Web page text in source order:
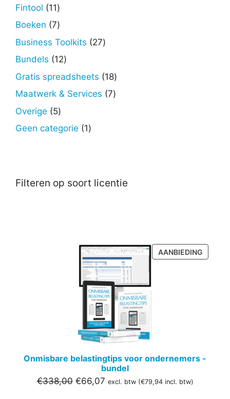
Fintool 1111
producten
Boeken 77
producten
Business Toolkits 2727
Bundels 1212
producten
Gratis spreadsheets 1818
producten
Maatwerk & Services 77
Overige 55
producten
Geen categorie 11
Filteren op soort licentie
AANBIEDING
IN
Onmisbare belastingtips voor ondernemers -
bundel
€338,00 Oorspronkelijke
€66,07Huidige
excl. btw (€79,94incl. btw)